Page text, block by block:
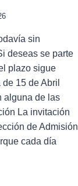
sin
deseas se parte
plazo sigue
15 de Abril
alguna de las
La invitación
de Admisión
cada día